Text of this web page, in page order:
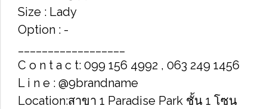
Size : Lady
Option : -
C o n t a c t: 099 156 4992 , 063 249 1456
L i n e : @9brandname
Location:สาขา 1 Paradise Park ชั้น 1 โซน